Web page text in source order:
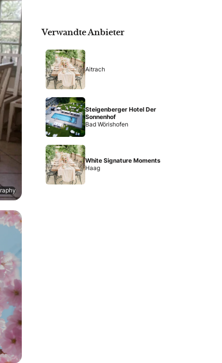
Verwandte Anbieter
Aitrach
Steigenberger Hotel Der
Sonnenhof
Bad Wörishofen
White Signature Moments
Haag